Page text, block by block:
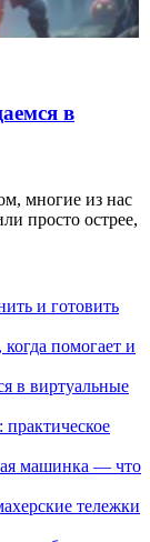
в
многие из нас
просто острее,
и готовить
помогает и
в виртуальные
практическое
машинка — что
тележки